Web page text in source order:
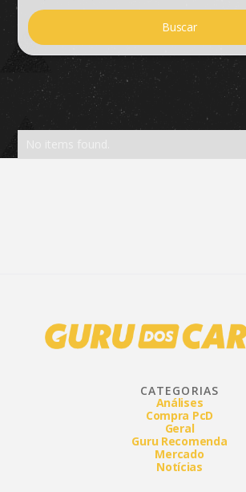
CATEGORIAS
Análises
Compra PcD
Geral
Guru Recomenda
Mercado
Notícias